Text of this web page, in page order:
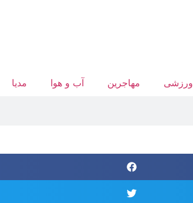
ورزشی مهاجرین آب‌ و هوا مدیا